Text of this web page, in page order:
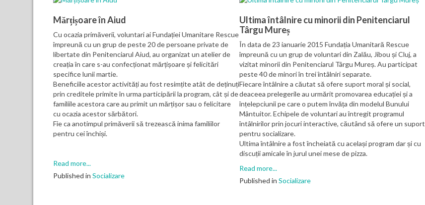
Mărțișoare în Aiud
Cu ocazia primăverii, voluntari ai Fundației Umanitare Rescue
împreună cu un grup de peste 20 de persoane private de
libertate din Penitenciarul Aiud, au organizat un atelier de
creația în care s-au confecționat mărțișoare și felicitări
specifice lunii martie.
Beneficiile acestor activități au fost resimțite atât de deținuți
prin creditele primite în urma participării la program, cât și de
familiile acestora care au primit un mărțișor sau o felicitare
cu ocazia acestor sărbători.
Fie ca anotimpul primăverii să trezească inima familiilor
pentru cei închiși.
Read more...
Published in Socializare
Ultima întâlnire cu minorii din Penitenciarul
Târgu Mureș
În data de 23 ianuarie 2015 Fundația Umanitară Rescue
împreună cu un grup de voluntari din Zalău, Jibou și Cluj, a
vizitat minorii din Penitenciarul Târgu Mureș. Au participat
peste 40 de minori în trei întâlniri separate.
Fiecare întâlnire a căutat să ofere suport moral și social,
deaceea prelegerile au urmărit promovarea educației și a
înțelepciunii pe care o putem învăța din modelul Bunului
Mântuitor. Echipele de voluntari au întregit programul
întâlnirilor prin jocuri interactive, căutând să ofere un suport
pentru socializare.
Ultima întâlnire a fost încheiată cu același program dar și cu
discuții amicale în jurul unei mese de pizza.
Read more...
Published in Socializare